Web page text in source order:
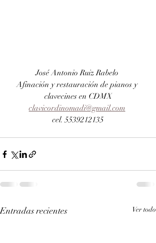
José Antonio Ruiz Rabelo
Afinación y restauración de pianos y
clavecines en CDMX
clavicordinomadi@gmail.com
cel. 5539212135
Entradas recientes Ver todo